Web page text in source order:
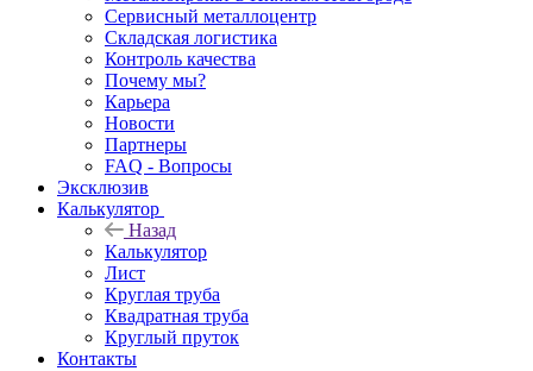
Сервисный металлоцентр
Складская логистика
Контроль качества
Почему мы?
Карьера
Новости
Партнеры
FAQ - Вопросы
Эксклюзив
Калькулятор
Назад
Калькулятор
Лист
Круглая труба
Квадратная труба
Круглый пруток
Контакты